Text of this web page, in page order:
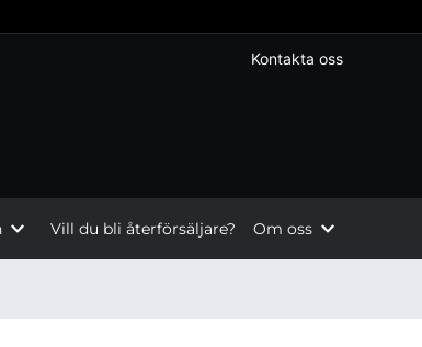
Kontakta oss
Vill du bli återförsäljare? Om oss